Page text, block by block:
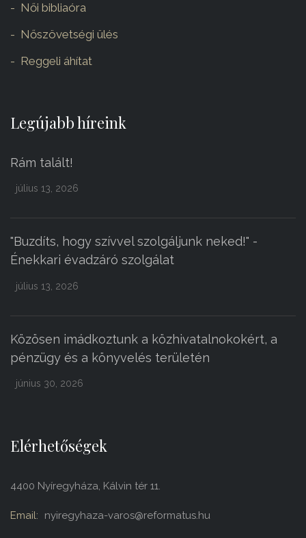
Női bibliaóra
Nőszövetségi ülés
Reggeli áhítat
Legújabb híreink
Rám talált!
július 13, 2026
"Buzdíts, hogy szívvel szolgáljunk neked!" -
Énekkari évadzáró szolgálat
július 13, 2026
Közösen imádkoztunk a közhivatalnokokért, a
pénzügy és a könyvelés területén
június 30, 2026
Elérhetőségek
4400 Nyíregyháza, Kálvin tér 11.
Email: nyiregyhaza-varos@reformatus.hu